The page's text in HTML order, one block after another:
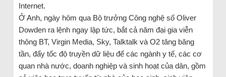
Internet.
Ở Anh, ngày hôm qua Bộ trưởng Công nghệ số Oliver
Dowden ra lệnh ngay lập tức, bắt cả năm đại gia viễn
thông BT, Virgin Media, Sky, Talktalk và O2 tăng băng
tần, đẩy tốc độ truyền dữ liệu để các ngành y tế, các cơ
quan nhà nước, doanh nghiệp và sinh hoạt của dân, gồm